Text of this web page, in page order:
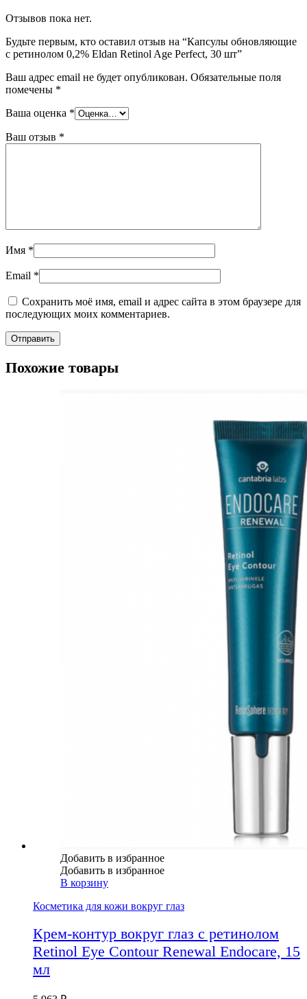
Отзывов пока нет.
Будьте первым, кто оставил отзыв на “Капсулы обновляющие
с ретинолом 0,2% Eldan Retinol Age Perfect, 30 шт”
Ваш адрес email не будет опубликован. Обязательные поля
помечены *
Ваша оценка *
Ваш отзыв *
Имя *
Email *
Сохранить моё имя, email и адрес сайта в этом браузере для
последующих моих комментариев.
Похожие товары
Добавить в избранное
Добавить в избранное
В корзину
Косметика для кожи вокруг глаз
Крем-контур вокруг глаз с ретинолом
Retinol Eye Contour Renewal Endocare, 15
мл